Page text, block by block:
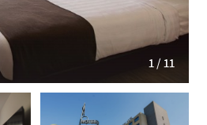
1 / 11